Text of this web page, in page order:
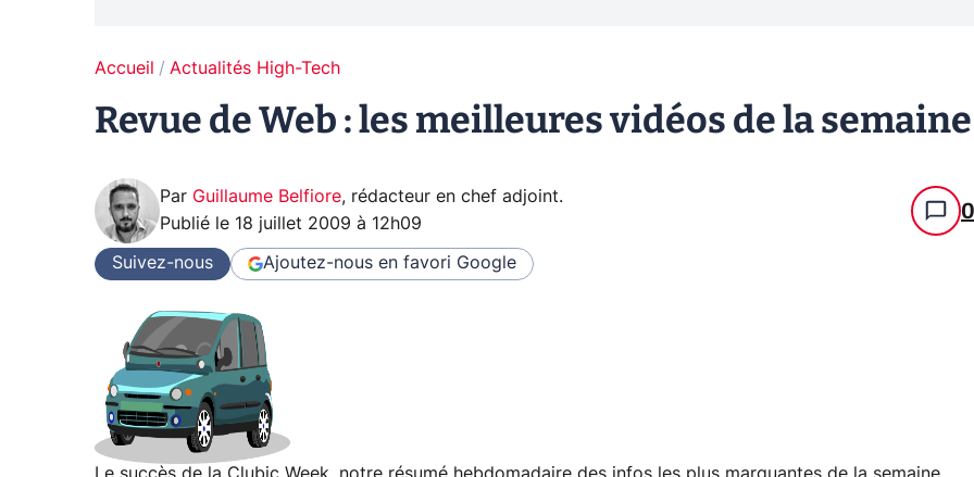
Accueil Actualités High-Tech
Revue de Web : les meilleures vidéos de la semaine
Par Guillaume Belfiore, rédacteur en chef adjoint.
Publié le 18 juillet 2009 à 12h09 0
Suivez-nous Ajoutez-nous en favori Google